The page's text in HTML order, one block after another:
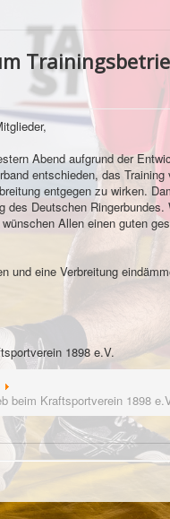
Abend aufgrund der
entschieden, das
entgegen zu wirken.
des Deutschen
Allen einen guten
und eine Verbreitung
1898 e.V.
beim Kraftsportverein 1898